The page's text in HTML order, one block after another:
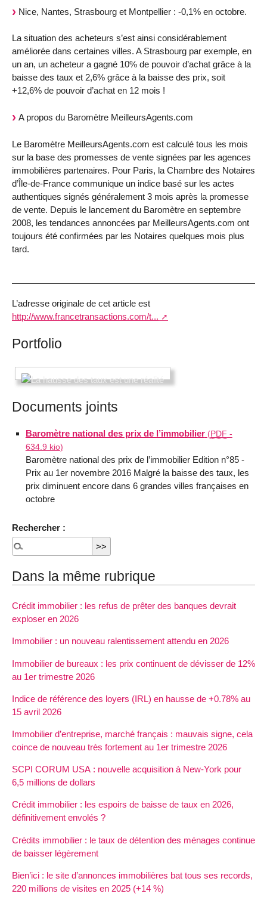
Nice, Nantes, Strasbourg et Montpellier : -0,1% en octobre.
La situation des acheteurs s’est ainsi considérablement
améliorée dans certaines villes. A Strasbourg par exemple, en
un an, un acheteur a gagné 10% de pouvoir d’achat grâce à la
baisse des taux et 2,6% grâce à la baisse des prix, soit
+12,6% de pouvoir d’achat en 12 mois !
A propos du Baromètre MeilleursAgents.com
Le Baromètre MeilleursAgents.com est calculé tous les mois
sur la base des promesses de vente signées par les agences
immobilières partenaires. Pour Paris, la Chambre des Notaires
d’Île-de-France communique un indice basé sur les actes
authentiques signés généralement 3 mois après la promesse
de vente. Depuis le lancement du Baromètre en septembre
2008, les tendances annoncées par MeilleursAgents.com ont
toujours été confirmées par les Notaires quelques mois plus
tard.
L’adresse originale de cet article est
http://www.francetransactions.com/t...
Portfolio
Documents joints
Baromètre national des prix de l’immobilier (PDF -
634.9 kio)
Baromètre national des prix de l’immobilier Edition n°85 -
Prix au 1er novembre 2016 Malgré la baisse des taux, les
prix diminuent encore dans 6 grandes villes françaises en
octobre
Rechercher :
Dans la même rubrique
Crédit immobilier : les refus de prêter des banques devrait
exploser en 2026
Immobilier : un nouveau ralentissement attendu en 2026
Immobilier de bureaux : les prix continuent de dévisser de 12%
au 1er trimestre 2026
Indice de référence des loyers (IRL) en hausse de +0.78% au
15 avril 2026
Immobilier d’entreprise, marché français : mauvais signe, cela
coince de nouveau très fortement au 1er trimestre 2026
SCPI CORUM USA : nouvelle acquisition à New-York pour
6,5 millions de dollars
Crédit immobilier : les espoirs de baisse de taux en 2026,
définitivement envolés ?
Crédits immobilier : le taux de détention des ménages continue
de baisser légèrement
Bien’ici : le site d’annonces immobilières bat tous ses records,
220 millions de visites en 2025 (+14 %)